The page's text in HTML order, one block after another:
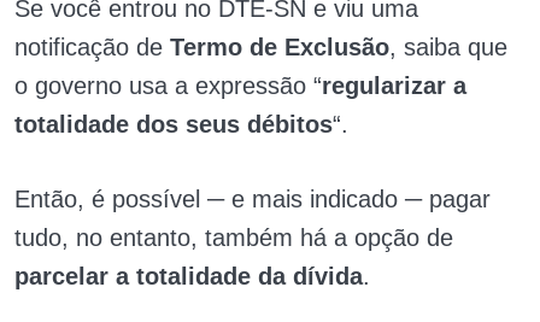
Se você entrou no DTE-SN e viu uma
notificação de Termo de Exclusão, saiba que
o governo usa a expressão “regularizar a
totalidade dos seus débitos“.
Então, é possível ─ e mais indicado ─ pagar
tudo, no entanto, também há a opção de
parcelar a totalidade da dívida.